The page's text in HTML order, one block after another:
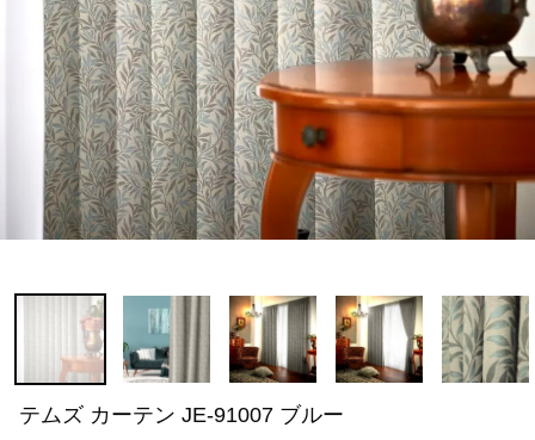
テムズ カーテン JE-91007 ブルー